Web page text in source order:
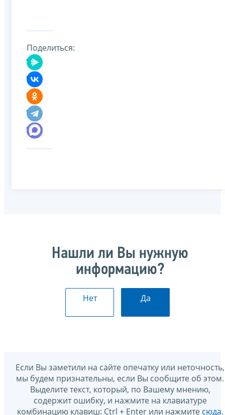
Поделиться:
Нашли ли Вы нужную
информацию?
Нет Да
Если Вы заметили на сайте опечатку или неточность,
мы будем признательны, если Вы сообщите об этом.
Выделите текст, который, по Вашему мнению,
содержит ошибку, и нажмите на клавиатуре
комбинацию клавиш: Ctrl + Enter или нажмите сюда.